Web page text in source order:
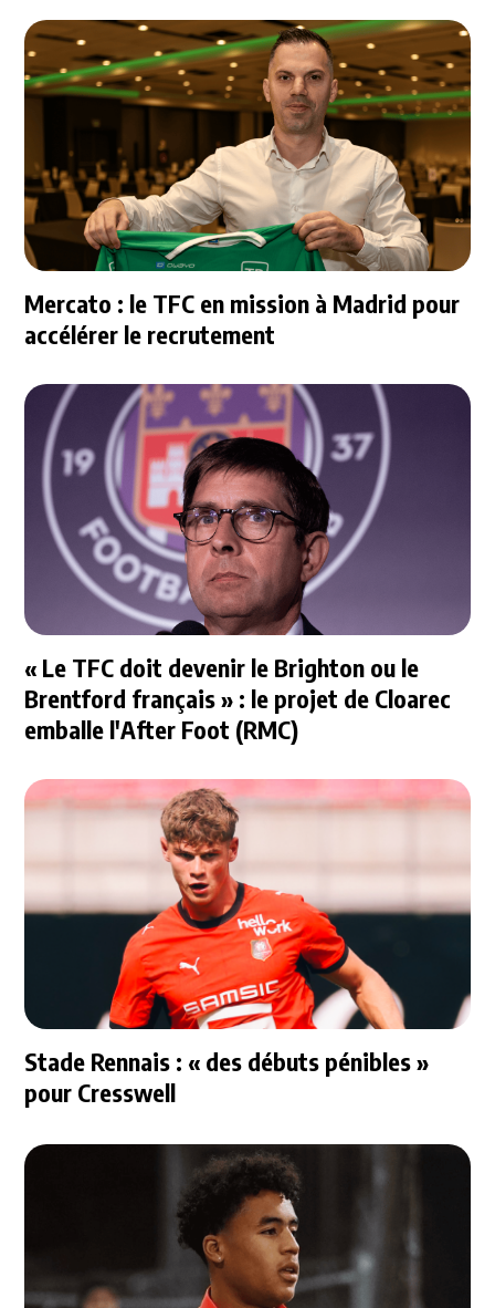
Mercato : le TFC en mission à Madrid pour
accélérer le recrutement
« Le TFC doit devenir le Brighton ou le
Brentford français » : le projet de Cloarec
emballe l'After Foot (RMC)
Stade Rennais : « des débuts pénibles »
pour Cresswell